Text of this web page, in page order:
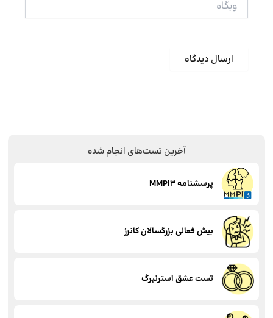
آخرین تست‌های انجام شده
پرسشنامه MMPI3
بیش فعالی بزرگسالان کانرز
تست عشق استرنبرگ